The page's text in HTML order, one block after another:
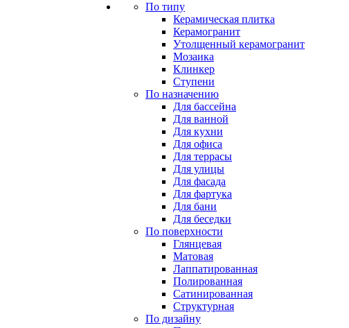
По типу
Керамическая плитка
Керамогранит
Утолщенный керамогранит
Мозаика
Клинкер
Ступени
По назначению
Для бассейна
Для ванной
Для кухни
Для офиса
Для террасы
Для улицы
Для фасада
Для фартука
Для бани
Для беседки
По поверхности
Глянцевая
Матовая
Лаппатированная
Полированная
Сатинированная
Структурная
По дизайну